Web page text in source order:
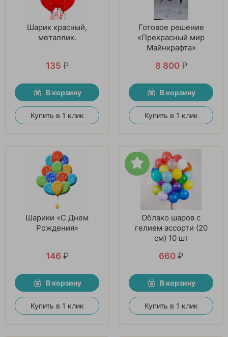
Шарик красный,
металлик.
135 ₽
В корзину
Купить в 1 клик
Готовое решение
«Прекрасный мир
Майнкрафта»
8 800 ₽
В корзину
Купить в 1 клик
Шарики «С Днем
Рождения»
146 ₽
В корзину
Купить в 1 клик
Облако шаров с
гелием ассорти (20
см) 10 шт
660 ₽
В корзину
Купить в 1 клик